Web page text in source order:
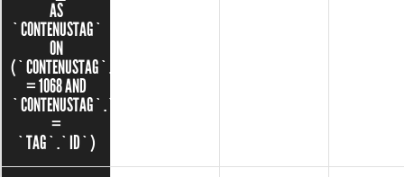
AS
`CONTENUSTAG`
ON
(`CONTENUSTAG`.`CONTENU_ID`
= 1068 AND
`CONTENUSTAG`.`TAG_ID`
=
`TAG`.`ID`)